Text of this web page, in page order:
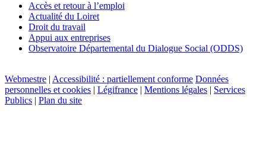
Accès et retour à l’emploi
Actualité du Loiret
Droit du travail
Appui aux entreprises
Observatoire Départemental du Dialogue Social (ODDS)
Webmestre | Accessibilité : partiellement conforme Données
personnelles et cookies | Légifrance | Mentions légales | Services
Publics | Plan du site